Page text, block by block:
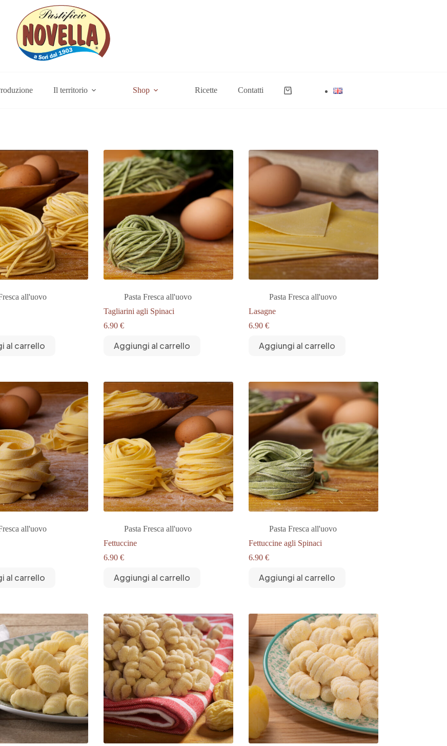
Il territorio Shop Ricette Contatti Carrello
all'uovo
al carrello
Pasta Fresca all'uovo
Tagliarini agli Spinaci
6.90 €
Aggiungi al carrello
Pasta Fresca all'uovo
Lasagne
6.90 €
Aggiungi al carrello
all'uovo
al carrello
Pasta Fresca all'uovo
Fettuccine
6.90 €
Aggiungi al carrello
Pasta Fresca all'uovo
Fettuccine agli Spinaci
6.90 €
Aggiungi al carrello